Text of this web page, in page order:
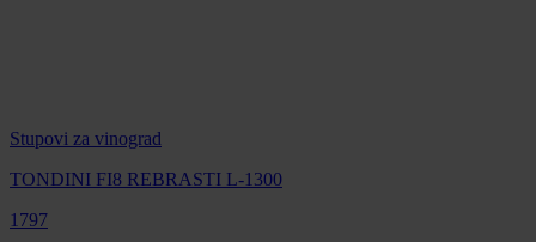
Stupovi za vinograd
TONDINI FI8 REBRASTI L-1300
1797